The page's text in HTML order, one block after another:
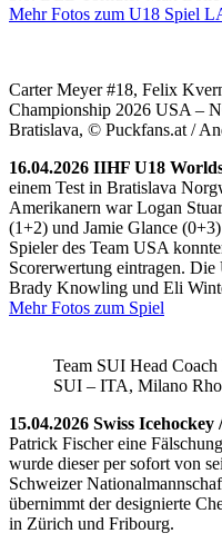
Mehr Fotos zum U18 Spiel
Carter Meyer #18, Felix
Championship 2026 USA –
Bratislava, © Puckfans.at /
16.04.2026 IIHF U18
einem Test in Bratislava
Amerikanern war Logan
(1+2) und Jamie Glance
Spieler des Team USA
Scorerwertung eintragen.
Brady Knowling und Eli
Mehr Fotos zum Spiel
Team SUI Head
SUI – ITA, Milano Rho
15.04.2026 Swiss
Patrick Fischer eine
wurde dieser per sofort von
Schweizer
übernimmt der designierte
in Zürich und Fribourg.